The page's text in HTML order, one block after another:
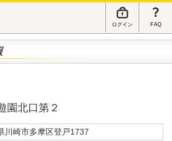
ログイン FAQ
園北口第２
川崎市多摩区登戸1737